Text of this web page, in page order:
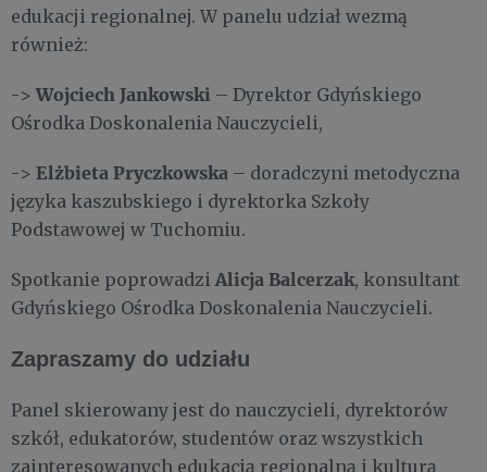
edukacji regionalnej. W panelu udział wezmą
również:
->Wojciech Jankowski – Dyrektor Gdyńskiego
Ośrodka Doskonalenia Nauczycieli,
-> Elżbieta Pryczkowska – doradczyni metodyczna
języka kaszubskiego i dyrektorka Szkoły
Podstawowej w Tuchomiu.
Spotkanie poprowadziAlicja Balcerzak, konsultant
Gdyńskiego Ośrodka Doskonalenia Nauczycieli.
Zapraszamy do udziału
Panel skierowany jest do nauczycieli, dyrektorów
szkół, edukatorów, studentów oraz wszystkich
zainteresowanych edukacją regionalną i kulturą